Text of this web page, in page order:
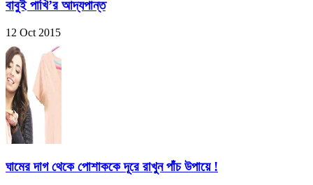
বাবুই পাখি’র আদ্যপান্ত
12 Oct 2015
ঘামের দাগ থেকে পোশাককে দূরে রাখুন পাঁচ উপায়ে !